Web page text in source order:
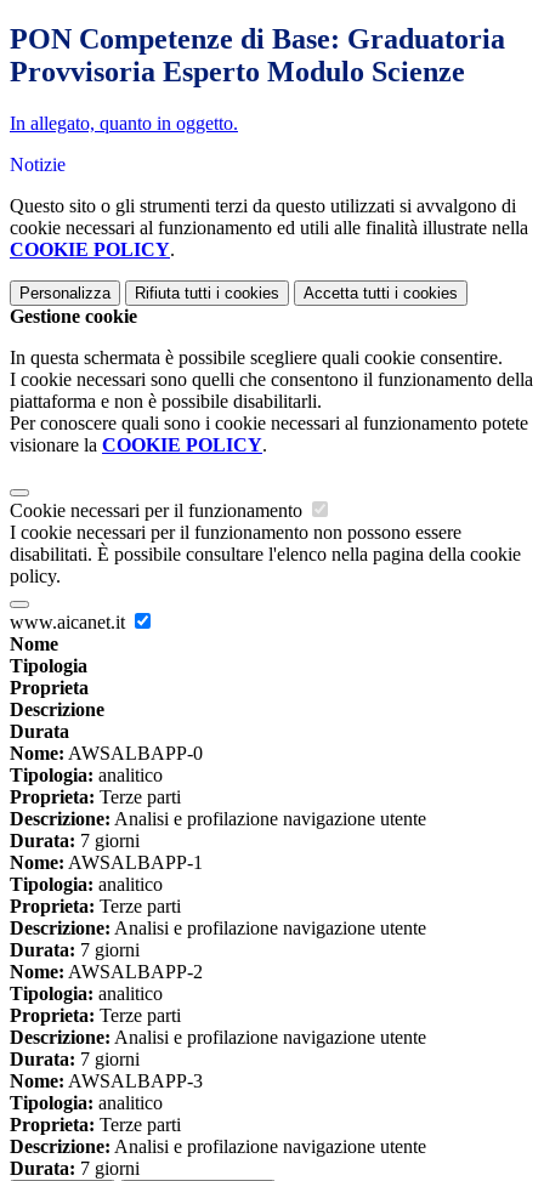
PON Competenze di Base: Graduatoria
Provvisoria Esperto Modulo Scienze
In allegato, quanto in oggetto.
Notizie
Questo sito o gli strumenti terzi da questo utilizzati si avvalgono di
cookie necessari al funzionamento ed utili alle finalità illustrate nella
COOKIE POLICY.
Personalizza Rifiuta tutti i cookies Accetta tutti i cookies
Gestione cookie
In questa schermata è possibile scegliere quali cookie consentire.
I cookie necessari sono quelli che consentono il funzionamento della
piattaforma e non è possibile disabilitarli.
Per conoscere quali sono i cookie necessari al funzionamento potete
visionare la COOKIE POLICY.
Cookie necessari per il funzionamento
I cookie necessari per il funzionamento non possono essere
disabilitati. È possibile consultare l'elenco nella pagina della cookie
policy.
www.aicanet.it
Nome
Tipologia
Proprieta
Descrizione
Durata
Nome: AWSALBAPP-0
Tipologia: analitico
Proprieta: Terze parti
Descrizione: Analisi e profilazione navigazione utente
Durata: 7 giorni
Nome: AWSALBAPP-1
Tipologia: analitico
Proprieta: Terze parti
Descrizione: Analisi e profilazione navigazione utente
Durata: 7 giorni
Nome: AWSALBAPP-2
Tipologia: analitico
Proprieta: Terze parti
Descrizione: Analisi e profilazione navigazione utente
Durata: 7 giorni
Nome: AWSALBAPP-3
Tipologia: analitico
Proprieta: Terze parti
Descrizione: Analisi e profilazione navigazione utente
Durata: 7 giorni